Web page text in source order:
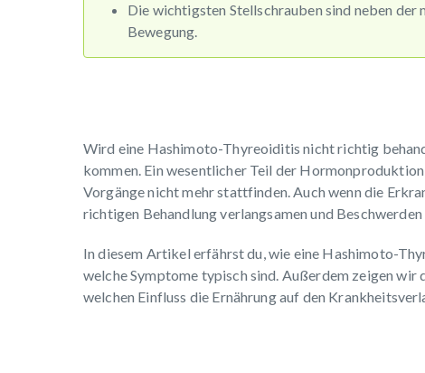
Die wichtigsten Stellschrauben sind neben der
Bewegung.
Wird eine Hashimoto-Thyreoiditis nicht richtig
kommen. Ein wesentlicher Teil der
Vorgänge nicht mehr stattfinden. Auch wenn die
richtigen Behandlung verlangsamen und
In diesem Artikel erfährst du, wie eine Hashimoto-
welche Symptome typisch sind. Außerdem zeigen
welchen Einfluss die Ernährung auf den